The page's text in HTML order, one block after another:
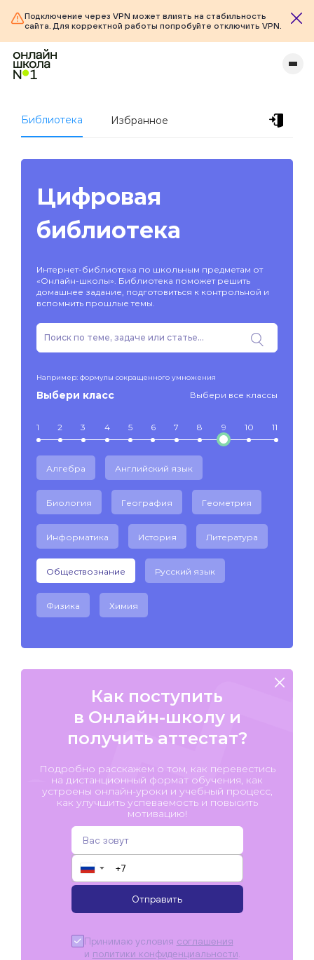
Подключение через VPN может влиять на стабильность
сайта. Для корректной работы попробуйте отключить VPN.
Библиотека Избранное
Цифровая
библиотека
Интернет-библиотека по школьным предметам от
«Онлайн-школы». Библиотека поможет решить
домашнее задание, подготовиться к контрольной и
вспомнить прошлые темы.
Например: формулы сокращенного умножения
Выбери класс Выбери все классы
1 2 3 4 5 6 7 8 9 10 11
Алгебра Английский язык
Биология География Геометрия
Информатика История Литература
Обществознание Русский язык
Физика Химия
Как поступить
в Онлайн-школу и
получить аттестат?
Подробно расскажем о том, как перевестись
на дистанционный формат обучения, как
устроены онлайн-уроки и учебный процесс,
как улучшить успеваемость и повысить
мотивацию!
▼
Отправить
Принимаю условия соглашения
и политики конфиденциальности